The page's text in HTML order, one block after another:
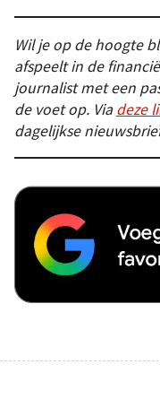
Wil je op de hoogte
afspeelt in de
journalist met een
de voet op. Via deze
dagelijkse